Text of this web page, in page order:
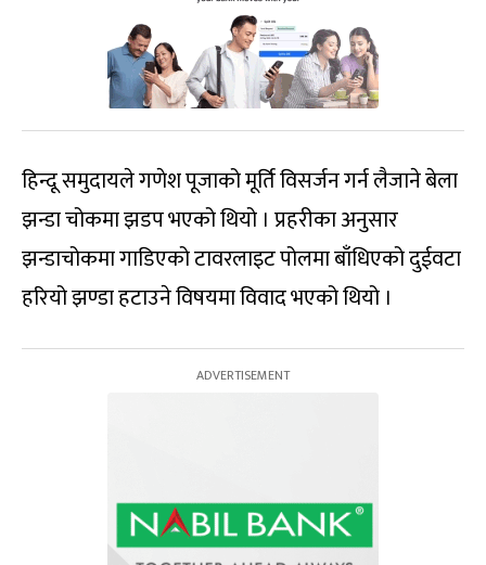
हिन्दू समुदायले गणेश पूजाको मूर्ति विसर्जन गर्न लैजाने बेला
झन्डा चोकमा झडप भएको थियो । प्रहरीका अनुसार
झन्डाचोकमा गाडिएको टावरलाइट पोलमा बाँधिएको दुईवटा
हरियो झण्डा हटाउने विषयमा विवाद भएको थियो ।